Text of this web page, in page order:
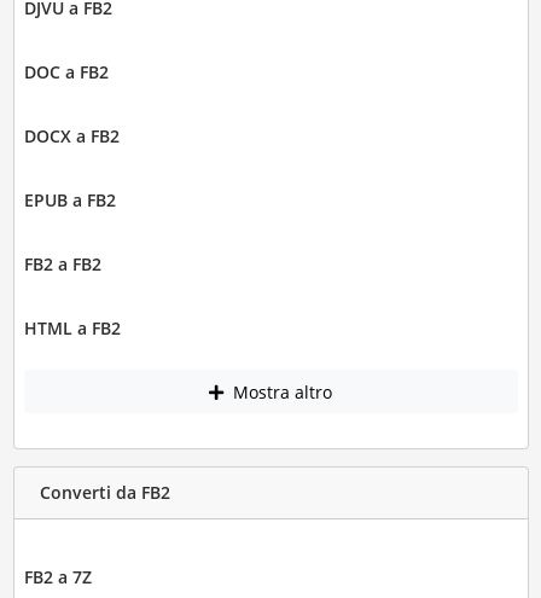
DJVU a FB2
DOC a FB2
DOCX a FB2
EPUB a FB2
FB2 a FB2
HTML a FB2
Mostra altro
Converti da FB2
FB2 a 7Z